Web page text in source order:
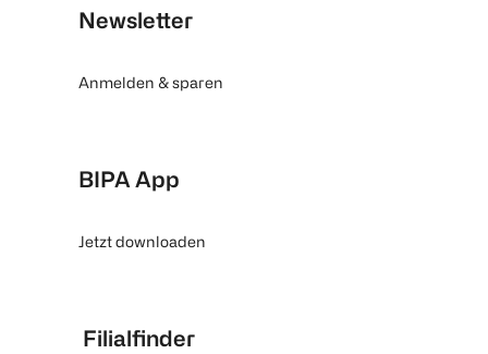
Newsletter
Anmelden & sparen
BIPA App
Jetzt downloaden
Filialfinder